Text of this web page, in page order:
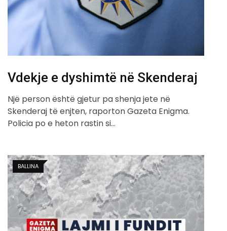
Vdekje e dyshimtë në Skenderaj
Një person është gjetur pa shenja jete në
Skenderaj të enjten, raporton Gazeta Enigma.
Policia po e heton rastin si…
BALLINA